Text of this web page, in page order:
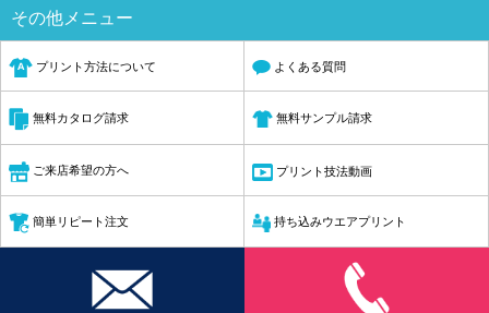
その他メニュー
プリント方法について よくある質問
無料カタログ請求 無料サンプル請求
ご来店希望の方へ プリント技法動画
簡単リピート注文 持ち込みウエアプリント